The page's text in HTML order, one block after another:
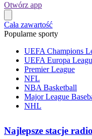
Otwórz app
Cała zawartość
Popularne sporty
UEFA Champions
UEFA Europa
Premier League
NFL
NBA Basketball
Major League
NHL
Najlepsze stacje